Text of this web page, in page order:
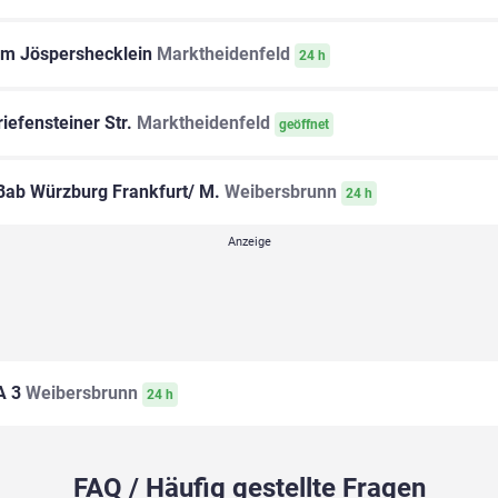
Jöspershecklein Marktheidenfeld 24 h
Str. Marktheidenfeld geöffnet
Würzburg Frankfurt/ M. Weibersbrunn 24 h
3 Weibersbrunn 24 h
FAQ / Häufig gestellte Fragen